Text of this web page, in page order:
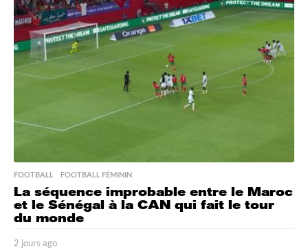
a
g
o
FOOTBALL ,FOOTBALL FÉMININ
La séquence improbable entre le Maroc
et le Sénégal à la CAN qui fait le tour
du monde
2 jours ago